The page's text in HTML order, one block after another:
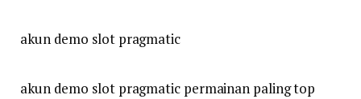
akun demo slot pragmatic
akun demo slot pragmatic permainan paling top